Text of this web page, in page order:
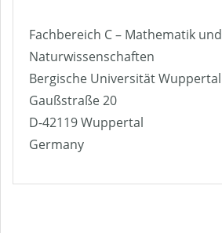
Fachbereich C – Mathematik und
Naturwissenschaften
Bergische Universität Wuppertal
Gaußstraße 20
D-42119 Wuppertal
Germany